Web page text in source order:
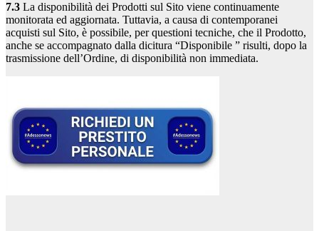
7.3 La disponibilità dei Prodotti sul Sito viene continuamente
monitorata ed aggiornata. Tuttavia, a causa di contemporanei
acquisti sul Sito, è possibile, per questioni tecniche, che il Prodotto,
anche se accompagnato dalla dicitura “Disponibile ” risulti, dopo la
trasmissione dell’Ordine, di disponibilità non immediata.